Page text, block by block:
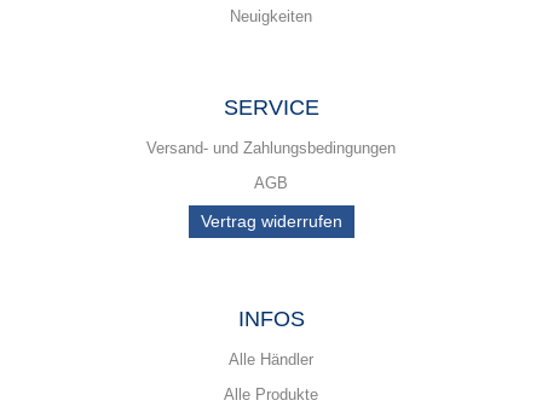
Neuigkeiten
SERVICE
Versand- und Zahlungsbedingungen
AGB
Vertrag widerrufen
INFOS
Alle Händler
Alle Produkte